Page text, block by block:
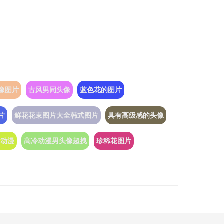
图片 古风男同头像 蓝色花的图片
鲜花花束图片大全韩式图片 具有高级感的头像
漫 高冷动漫男头像超拽 珍稀花图片